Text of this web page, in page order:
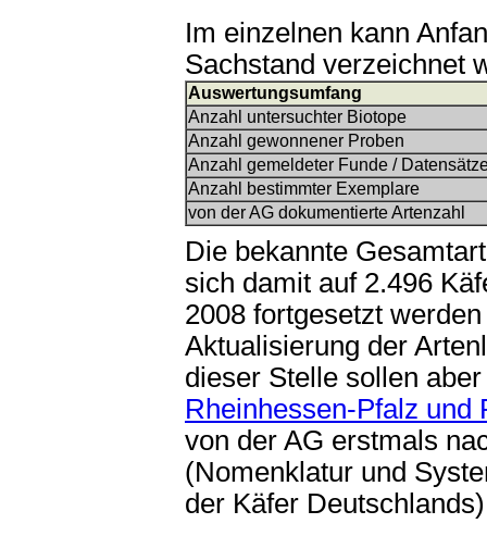
Im einzelnen kann
Sachstand verzeichnet
Auswertungsumfang
Anzahl untersuchter Biotope
Anzahl gewonnener Proben
Anzahl gemeldeter Funde /
Anzahl bestimmter Exemplare
von der AG dokumentierte Artenzahl
Die bekannte
sich damit auf 2.496
2008 fortgesetzt
Aktualisierung der
dieser Stelle sollen
Rheinhessen-Pfalz und
von der AG erstmals
(Nomenklatur und
der Käfer